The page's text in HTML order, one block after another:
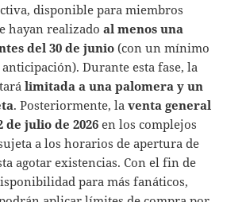
disponible para miembros
hayan realizadoal menos una
del 30 de junio(con un mínimo
anticipación). Durante esta fase, la
limitada a una palomera y un
. Posteriormente, laventa general
julio de 2026 en los complejos
a los horarios de apertura de
agotar existencias. Con el fin de
para más fanáticos,